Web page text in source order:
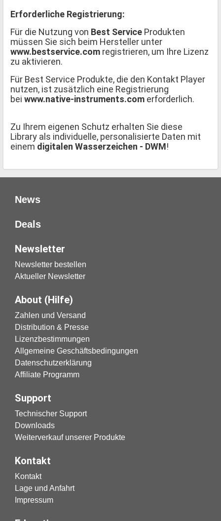
Erforderliche Registrierung:
Für die Nutzung von Best Service Produkten
müssen Sie sich beim Hersteller unter
www.bestservice.com registrieren, um Ihre Lizenz
zu aktivieren.
Für Best Service Produkte, die den Kontakt Player
nutzen, ist zusätzlich eine Registrierung
bei www.native-instruments.com erforderlich.
Zu Ihrem eigenen Schutz erhalten Sie diese
Library als individuelle, personalisierte Daten mit
einem digitalen Wasserzeichen - DWM!
News
Deals
Newsletter
Newsletter bestellen
Aktueller Newsletter
About (Hilfe)
Zahlen und Versand
Distribution & Presse
Lizenzbestimmungen
Allgemeine Geschäftsbedingungen
Datenschutzerklärung
Affiliate Programm
Support
Technischer Support
Downloads
Weiterverkauf unserer Produkte
Kontakt
Kontakt
Lage und Anfahrt
Impressum